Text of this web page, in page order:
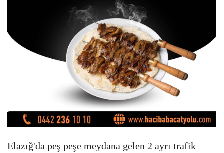
Elazığ'da peş peşe meydana gelen 2 ayrı trafik